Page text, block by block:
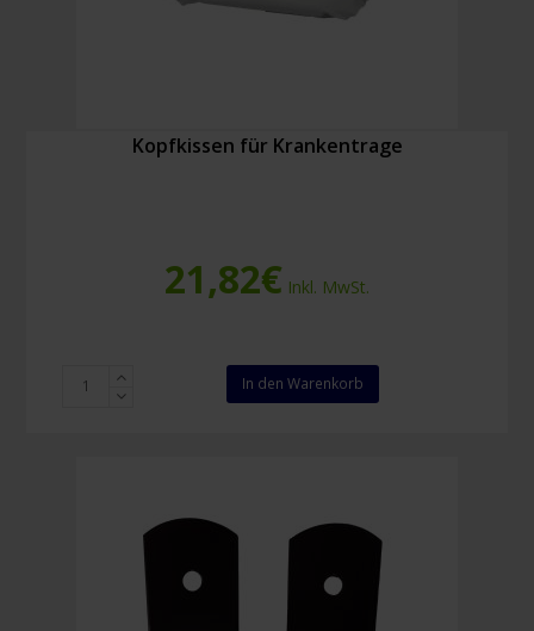
Kopfkissen für Krankentrage
21,82€ Inkl. MwSt.
Kopfkissen
In den Warenkorb